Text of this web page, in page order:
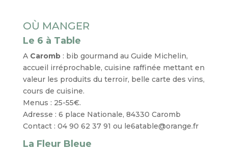
OÙ MANGER
Le 6 à Table
A Caromb: bib gourmand au Guide Michelin,
accueil irréprochable, cuisine raffinée mettant en
valeur les produits du terroir, belle carte des vins,
cours de cuisine.
Menus : 25-55€.
Adresse : 6 place Nationale, 84330 Caromb
Contact : 04 90 62 37 91 ou le6atable@orange.fr
La Fleur Bleue